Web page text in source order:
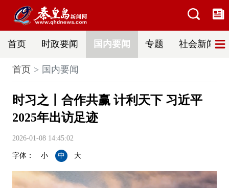
首页 时政要闻 国内要闻 专题 社会新闻
首页 国内要闻
时习之丨合作共赢 计利天下 习近平
2025年出访足迹
2026-01-08 14:45:02
字体： 小 中 大